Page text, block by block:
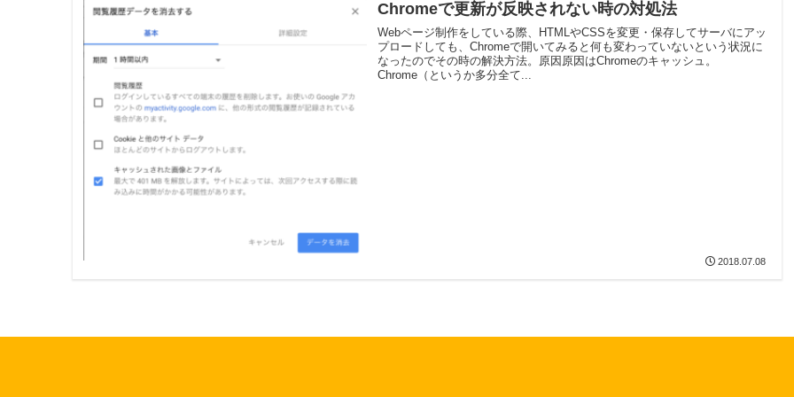
Chromeで更新が反映されない時の対処法
Webページ制作をしている際、HTMLやCSSを変更・保存してサーバにアッ
プロードしても、Chromeで開いてみると何も変わっていないという状況に
なったのでその時の解決方法。原因原因はChromeのキャッシュ。
Chrome（というか多分全て...
2018.07.08